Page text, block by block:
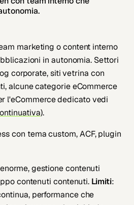
marketing o content interno
in autonomia. Settori
corporate, siti vetrina con
alcune categorie eCommerce
l'eCommerce dedicato vedi
).
con tema custom, ACF, plugin
gestione contenuti
contenuti contenuti. Limiti:
performance che